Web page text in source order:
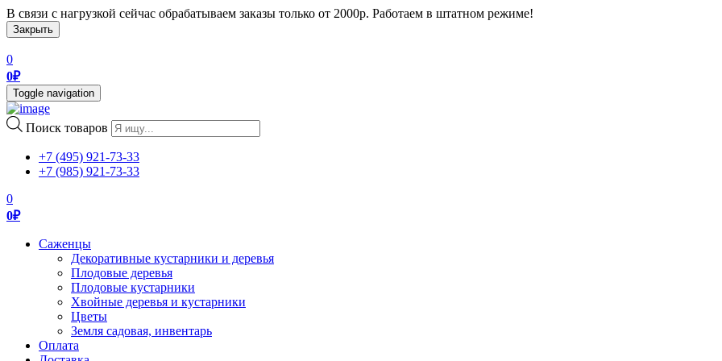
В связи с нагрузкой сейчас обрабатываем заказы только от 2000р. Работаем в штатном режиме!
Закрыть
0
0₽
Toggle navigation
Поиск товаров
+7 (495) 921-73-33
+7 (985) 921-73-33
0
0₽
Саженцы
Декоративные кустарники и деревья
Плодовые деревья
Плодовые кустарники
Хвойные деревья и кустарники
Цветы
Земля садовая, инвентарь
Оплата